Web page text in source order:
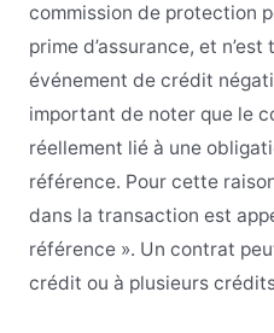
commission de protection
prime d’assurance, et
événement de crédit
important de noter que le
réellement lié à une
référence. Pour cette
dans la transaction est
référence ». Un contrat
crédit ou à plusieurs